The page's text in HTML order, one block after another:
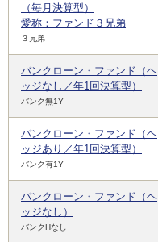
（毎月決算型）
愛称：ファンド３兄弟
３兄弟
バンクローン・ファンド（ヘ
ッジなし／年1回決算型）
バンク無1Y
バンクローン・ファンド（ヘ
ッジあり／年1回決算型）
バンク有1Y
バンクローン・ファンド（ヘ
ッジなし）
バンクHなし